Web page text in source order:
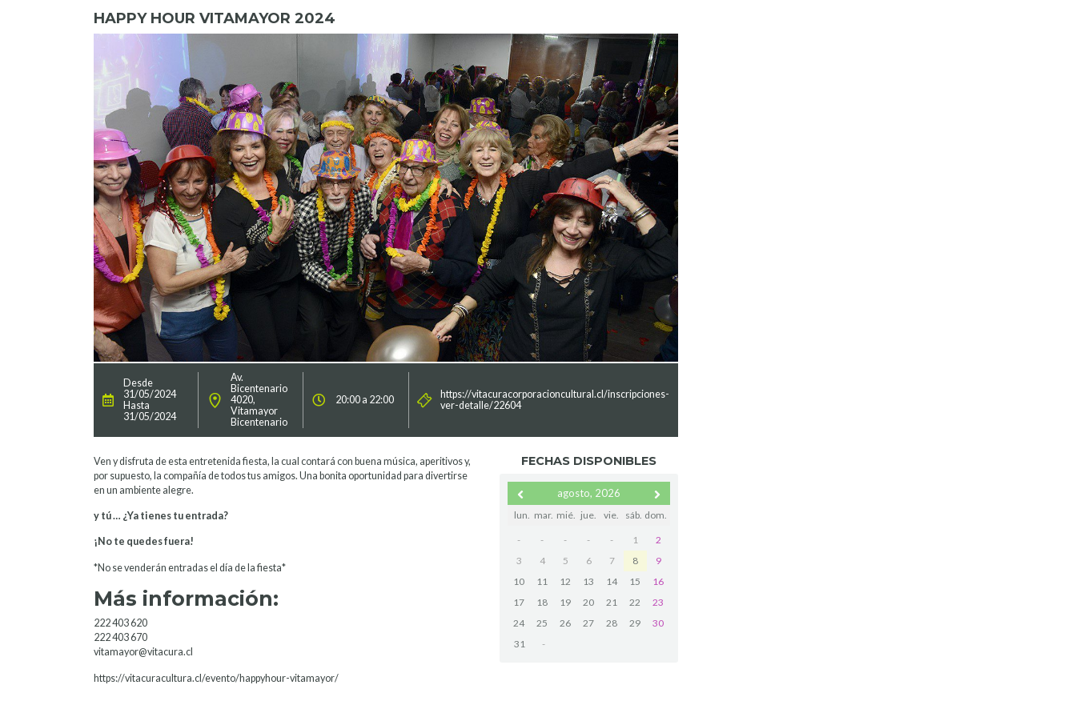
HAPPY HOUR VITAMAYOR 2024
Desde
31/05/2024
Hasta
31/05/2024
Av.
Bicentenario
4020,
Vitamayor
Bicentenario
20:00 a 22:00
https://vitacuracorporacioncultural.cl/inscripciones-
ver-detalle/22604
Ven y disfruta de esta entretenida fiesta, la cual contará con buena música, aperitivos y,
por supuesto, la compañía de todos tus amigos. Una bonita oportunidad para divertirse
en un ambiente alegre.
y tú … ¿Ya tienes tu entrada?
¡No te quedes fuera!
*No se venderán entradas el día de la fiesta*
Más información:
222 403 620
222 403 670
vitamayor@vitacura.cl
https://vitacuracultura.cl/evento/happyhour-vitamayor/
FECHAS DISPONIBLES
agosto, 2026
lun. mar. mié. jue. vie. sáb. dom.
- - - - - 1
2
3
4 5 6 7 8
9
10
11 12 13 14 15
16
17
18 19 20 21 22
23
24
25 26 27 28 29
30
31
-